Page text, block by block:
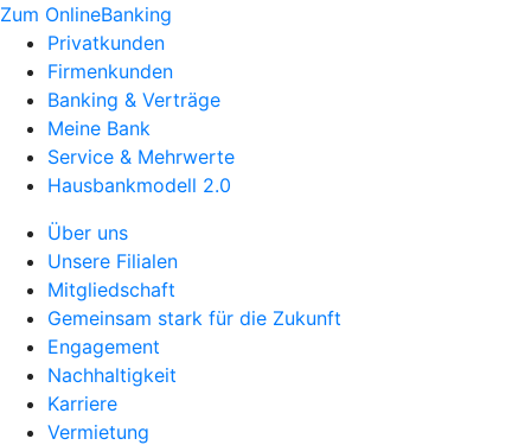
Zum OnlineBanking
Privatkunden
Firmenkunden
Banking & Verträge
Meine Bank
Service & Mehrwerte
Hausbankmodell 2.0
Über uns
Unsere Filialen
Mitgliedschaft
Gemeinsam stark für die Zukunft
Engagement
Nachhaltigkeit
Karriere
Vermietung